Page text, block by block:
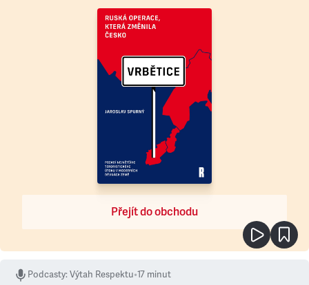
Přejít do obchodu
Podcasty:Výtah Respektu•17 minut